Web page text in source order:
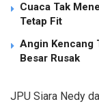
Cuaca Tak
Tetap Fit
Angin Kencang
Besar Rusak
JPU Siara Nedy